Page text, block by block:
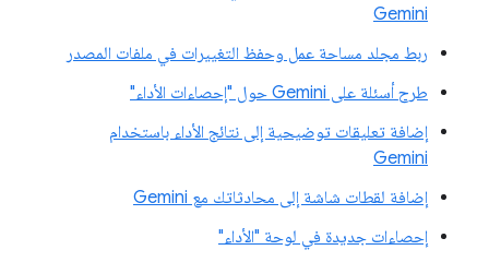
Gemini
ربط مجلد مساحة عمل وحفظ التغييرات في ملفات المصدر
طرح أسئلة على Gemini حول "إحصاءات الأداء"
إضافة تعليقات توضيحية إلى نتائج الأداء باستخدام
Gemini
إضافة لقطات شاشة إلى محادثاتك مع Gemini
إحصاءات جديدة في لوحة "الأداء"